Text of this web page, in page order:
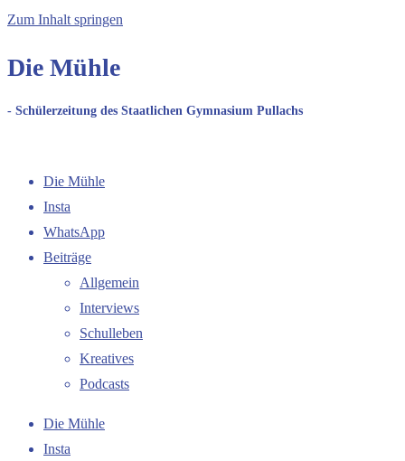
Zum Inhalt springen
Die Mühle
- Schülerzeitung des Staatlichen Gymnasium Pullachs
Die Mühle
Insta
WhatsApp
Beiträge
Allgemein
Interviews
Schulleben
Kreatives
Podcasts
Die Mühle
Insta